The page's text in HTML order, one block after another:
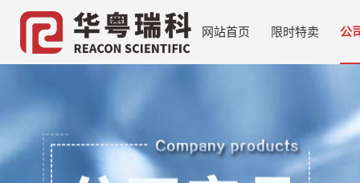
网站首页 限时特卖 公